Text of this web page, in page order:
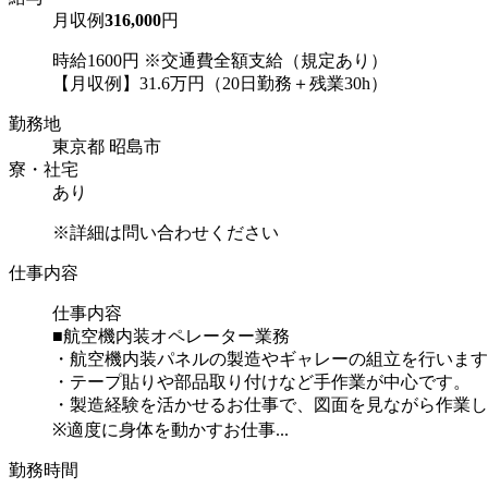
月収例316,000円
時給1600円 ※交通費全額支給（規定あり）
【月収例】31.6万円（20日勤務＋残業30h）
勤務地
東京都 昭島市
寮・社宅
あり
※詳細は問い合わせください
仕事内容
仕事内容
■航空機内装オペレーター業務
・航空機内装パネルの製造やギャレーの組立を行います
・テープ貼りや部品取り付けなど手作業が中心です。
・製造経験を活かせるお仕事で、図面を見ながら作業し
※適度に身体を動かすお仕事...
勤務時間